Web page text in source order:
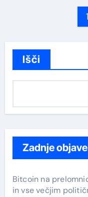
Številčenje1
Išči
Zadnje objave
Bitcoin na
in vse večjim